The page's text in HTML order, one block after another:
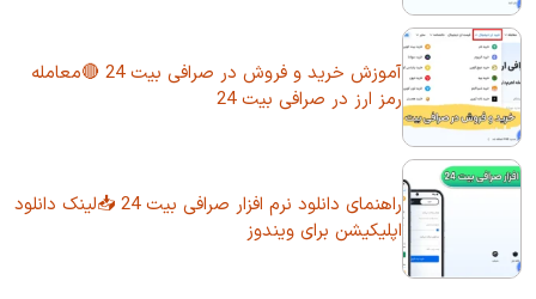
آموزش خرید و فروش در صرافی بیت 24 🔴معامله
رمز ارز در صرافی بیت 24
راهنمای دانلود نرم افزار صرافی بیت 24 📥لینک دانلود
اپلیکیشن برای ویندوز